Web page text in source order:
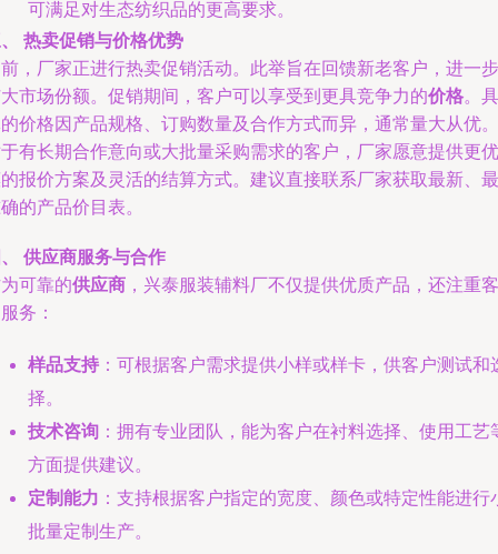
可满足对生态纺织品的更高要求。
热卖促销与价格优势
，厂家正进行热卖促销活动。此举旨在回馈新老客户，进一步
市场份额。促销期间，客户可以享受到更具竞争力的价格。具
价格因产品规格、订购数量及合作方式而异，通常量大从优。
有长期合作意向或大批量采购需求的客户，厂家愿意提供更优
报价方案及灵活的结算方式。建议直接联系厂家获取最新、最
的产品价目表。
供应商服务与合作
可靠的供应商 ，兴泰服装辅料厂不仅提供优质产品，还注重客
务：
样品支持 ：可根据客户需求提供小样或样卡，供客户测试和
择。
技术咨询 ：拥有专业团队，能为客户在衬料选择、使用工艺
方面提供建议。
定制能力 ：支持根据客户指定的宽度、颜色或特定性能进行
批量定制生产。